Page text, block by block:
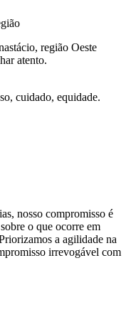
região Oeste
atento.
cuidado, equidade.
nosso compromisso é
o que ocorre em
a agilidade na
irrevogável com